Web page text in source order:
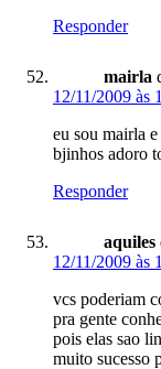
Responder
mairla
12/11/2009 às
eu sou mairla
bjinhos adoro
Responder
aquiles
12/11/2009 às
vcs poderiam
pra gente
pois elas sao
muito sucesso